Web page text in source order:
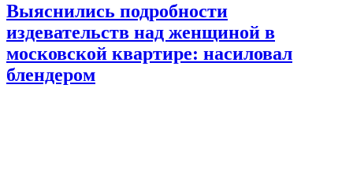
Выяснились подробности
издевательств над женщиной в
московской квартире: насиловал
блендером